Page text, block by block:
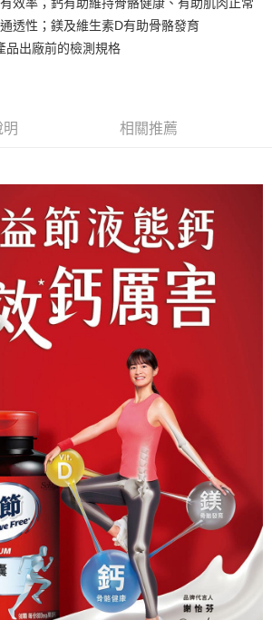
選擇欲分期的期數、繳款截止日，確認付款後即完
數及費用金額請依後續交易確認頁面所載為準。
未前往確認交易或遇審核未通過，訂單將自動取
單，「大哥付你分期」於每月結算日後寄送繳費提
股份有限公司」（以下簡稱本公司）所提供，讓
服務購買商品或服務，並由商店將買賣／分期付款
後，依約使用本公司帳單繳交帳款。
哥付你分期」之契約關係目的，商店將以您的個人
地址）提供予台灣大哥大進項蒐集、處理及利用，
期帳單所需資料之確認、核對及更正。
詳閱以下連結： https://oppay.tw/userRule
」】
到商品之後才付款」的支付方式。 讓您購物簡單
帳流程】
14天內，點擊此簡訊中的連結，可透過四大超商／
方式進行付款，方視為交易完成。
當下不需立刻繳費，但若您需要取消訂單，請聯絡
家同意取消之訂單仍視為有效，需透過AFTEE先享
先享後付 」之結帳頁面顯示為準，若有關於
取消欲退款等相關疑問，請聯繫「AFTEE先享後付
support/home
有限公司提供之「AFTEE先享後付」服務完成之交
圍內提供個人資料，並將交易相關給付款項請求債
宜，請瀏覽以下網址：
先徵得法定代理人或監護人之同意方可使用
未經同意申辦者引起之損失，本公司不負相關責
付」時，將依據個別帳號之用戶狀況，依本公司即
度；若仍有額度不足之情形，本公司將視審查結果
號或使用他人資訊註冊。若發現惡意使用之情形，
有權停止該用戶之使用額度並採取法律行動。
含以上)免運費
含以上)免運費
含以上)免運費
含以上)免運費
透性；鎂及維生素D有助骨骼發育
品出廠前的檢測規格
相關推薦